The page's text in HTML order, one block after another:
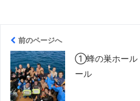
前のページへ
①蜂の巣ホー
ール